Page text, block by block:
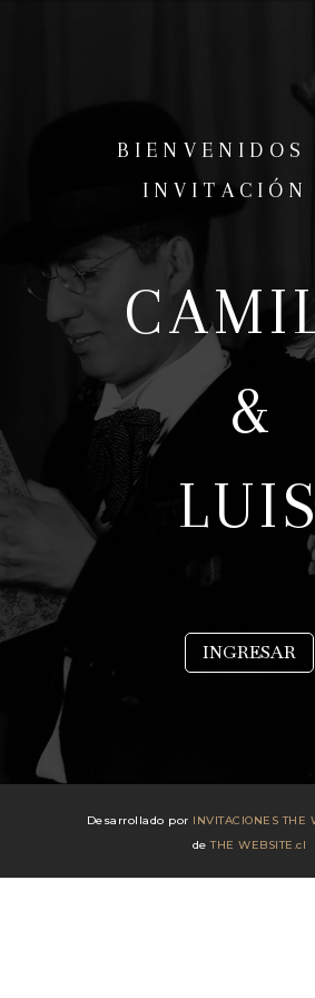
INVITACIÓN
&
INGRESAR
Desarrollado por INVITACIONES THE
deTHE WEBSITE.cl